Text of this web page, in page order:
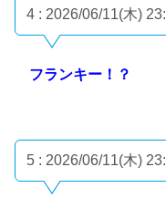
4 : 2026/06/11(木)
フランキー！？
5 : 2026/06/11(木)